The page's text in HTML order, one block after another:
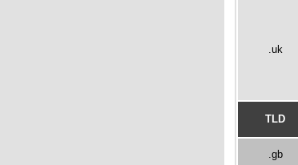
.uk
TLD
.gb